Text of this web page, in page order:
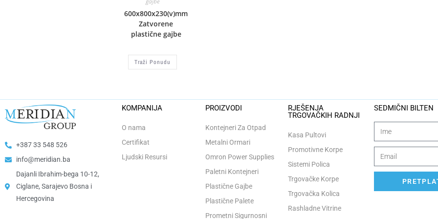
600x800x230(v)mm
Zatvorene
plastične gajbe
Traži Ponudu
+387 33 548 526
info@meridian.ba
Dajanli Ibrahim-bega 10-12,
Ciglane, Sarajevo Bosna i
Hercegovina​
KOMPANIJA
O nama
Certifikat
Ljudski Resursi
PROIZVODI
Kontejneri Za Otpad
Metalni Ormari
Omron Power Supplies
Paletni Kontejneri
Plastične Gajbe
Plastične Palete
Prometni Sigurnosni
RJEŠENJA
TRGOVAČKIH RADNJI
Kasa Pultovi
Promotivne Korpe
Sistemi Polica
Trgovačke Korpe
Trgovačka Kolica
Rashladne Vitrine
SEDMIČNI BILTEN